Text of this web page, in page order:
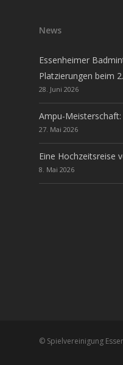
News
Essenheimer
Platzierungen beim
28. Juni 2026
Ampu-
27. Mai 2026
Eine Hochzeitsreise
8. Mai 2026
© Spielvereinigung